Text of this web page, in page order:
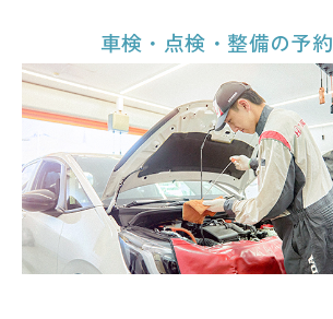
車検・点検・整備の予約